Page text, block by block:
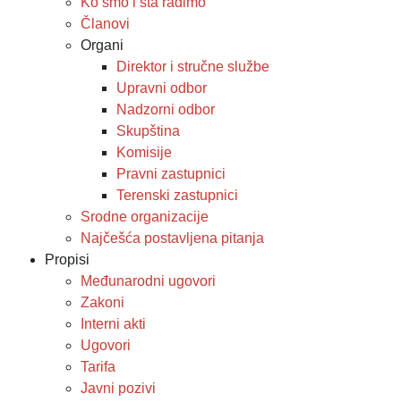
Članovi
Organi
Direktor i stručne službe
Upravni odbor
Nadzorni odbor
Skupština
Komisije
Pravni zastupnici
Terenski zastupnici
Srodne organizacije
Najčešća postavljena pitanja
Propisi
Međunarodni ugovori
Zakoni
Interni akti
Ugovori
Tarifa
Javni pozivi